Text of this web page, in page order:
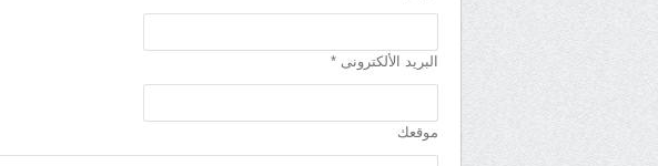
البريد الألكترونى *
موقعك